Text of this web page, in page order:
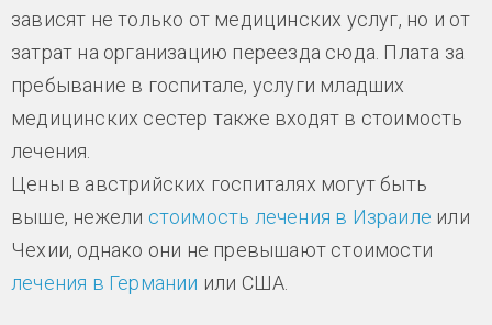
зависят не только от медицинских услуг, но и от
затрат на организацию переезда сюда. Плата за
пребывание в госпитале, услуги младших
медицинских сестер также входят в стоимость
лечения.
Цены в австрийских госпиталях могут быть
выше, нежели стоимость лечения в Израиле или
Чехии, однако они не превышают стоимости
лечения в Германии или США.